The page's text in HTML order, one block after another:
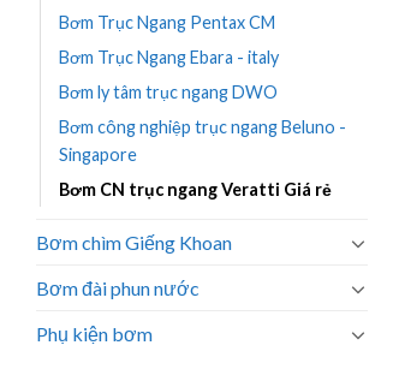
Bơm Trục Ngang Pentax CM
Bơm Trục Ngang Ebara - italy
Bơm ly tâm trục ngang DWO
Bơm công nghiệp trục ngang Beluno -
Singapore
Bơm CN trục ngang Veratti Giá rẻ
Bơm chìm Giếng Khoan
Bơm đài phun nước
Phụ kiện bơm